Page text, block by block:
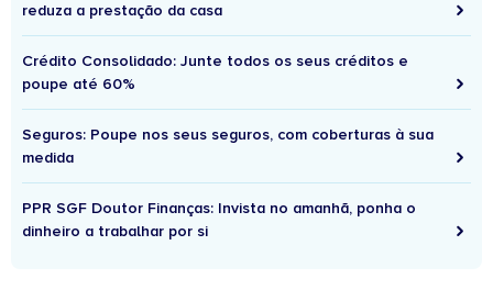
reduza a prestação da casa
Crédito Consolidado: Junte todos os seus créditos e
poupe até 60%
Seguros: Poupe nos seus seguros, com coberturas à sua
medida
PPR SGF Doutor Finanças: Invista no amanhã, ponha o
dinheiro a trabalhar por si